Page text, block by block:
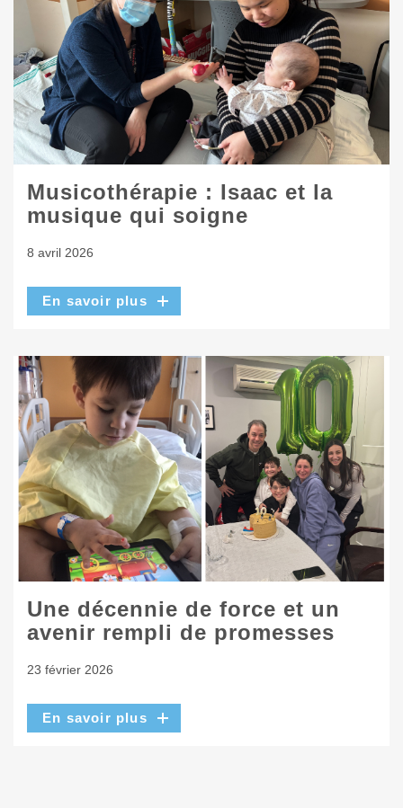
Musicothérapie : Isaac et la
musique qui soigne
8 avril 2026
En savoir plus
Une décennie de force et un
avenir rempli de promesses
23 février 2026
En savoir plus